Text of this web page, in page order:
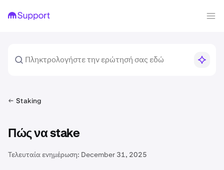
Staking
Πώς να stake
Τελευταία ενημέρωση: December 31, 2025